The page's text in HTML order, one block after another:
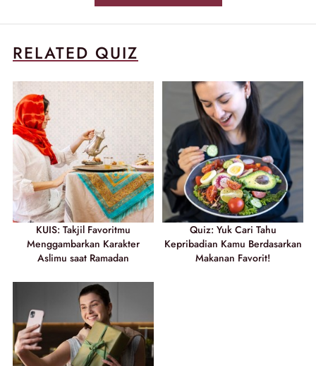
RELATED QUIZ
KUIS: Takjil Favoritmu
Menggambarkan Karakter
Aslimu saat Ramadan
Quiz: Yuk Cari Tahu
Kepribadian Kamu Berdasarkan
Makanan Favorit!